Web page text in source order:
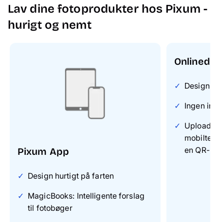
Lav dine fotoprodukter hos Pixum -
hurigt og nemt
Pixum App
Design hurtigt på farten
MagicBooks: Intelligente forslag
til fotobøger
Design
Ingen
Upload
en QR-